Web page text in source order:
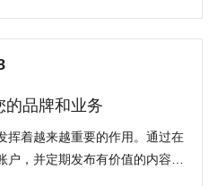
的品牌和业务
挥着越来越重要的作用。通过在
，并定期发布有价值的内容，